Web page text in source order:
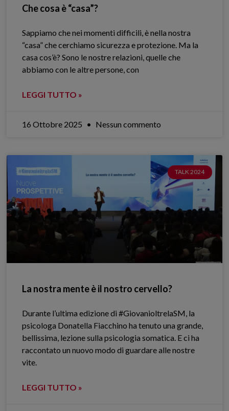
Che cosa è “casa”?
Sappiamo che nei momenti difficili, è nella nostra
“casa” che cerchiamo sicurezza e protezione. Ma la
casa cos’è? Sono le nostre relazioni, quelle che
abbiamo con le altre persone, con
LEGGI TUTTO »
16 Ottobre 2025 Nessun commento
TALK 2024
La nostra mente è il nostro cervello?
Durante l’ultima edizione di #GiovanioltrelaSM, la
psicologa Donatella Fiacchino ha tenuto una grande,
bellissima, lezione sulla psicologia somatica. E ci ha
raccontato un nuovo modo di guardare alle nostre
vite.
LEGGI TUTTO »